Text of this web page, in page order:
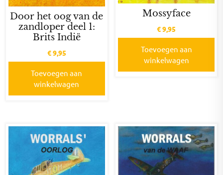
Door het oog van de
zandloper deel 1:
Brits Indië
€9,95
Toevoegen aan
winkelwagen
Mossyface
€9,95
Toevoegen aan
winkelwagen